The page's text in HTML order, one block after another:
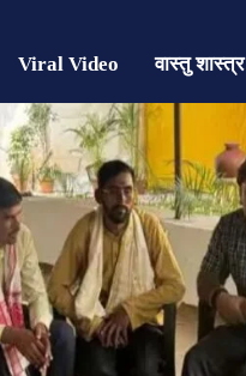
Viral Video वास्तु शास्त्र